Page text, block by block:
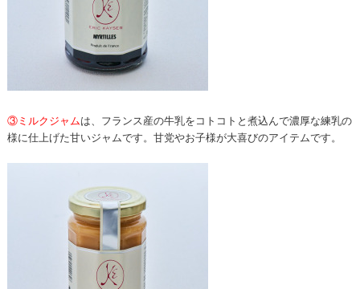
③ミルクジャムは、フランス産の牛乳をコトコトと煮込んで濃厚な練乳の
様に仕上げた甘いジャムです。甘党やお子様が大喜びのアイテムです。